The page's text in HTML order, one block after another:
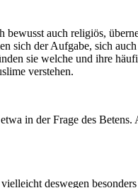
auch religiös,
sich der Aufgabe, sich
sie welche und ihre
verstehen.
in der Frage des
deswegen